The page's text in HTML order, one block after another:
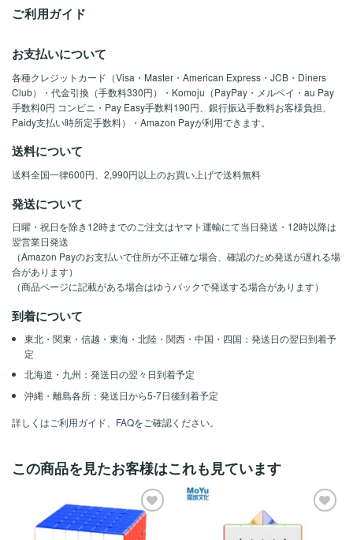
ご利用ガイド
お支払いについて
各種クレジットカード（Visa・Master・American Express・JCB・Diners
Club）・代金引換（手数料330円）・Komoju（PayPay・メルペイ・au Pay
手数料0円 コンビニ・Pay Easy手数料190円、銀行振込手数料お客様負担、
Paidy支払い時所定手数料）・Amazon Payが利用できます。
送料について
送料全国一律600円、2,990円以上のお買い上げで送料無料
発送について
日曜・祝日を除き12時までのご注文はヤマト運輸にて当日発送・12時以降は
翌営業日発送
（Amazon Payのお支払いで住所が不正確な場合、確認のため発送が遅れる場
合があります）
（商品ページに記載がある場合はゆうパックで発送する場合があります）
到着について
東北・関東・信越・東海・北陸・関西・中国・四国：発送日の翌日到着予
定
北海道・九州：発送日の翌々日到着予定
沖縄・離島各所：発送日から5-7日後到着予定
詳しくはご利用ガイド FAQをご確認ください。
この商品を見たお客様はこれも見ています
い！